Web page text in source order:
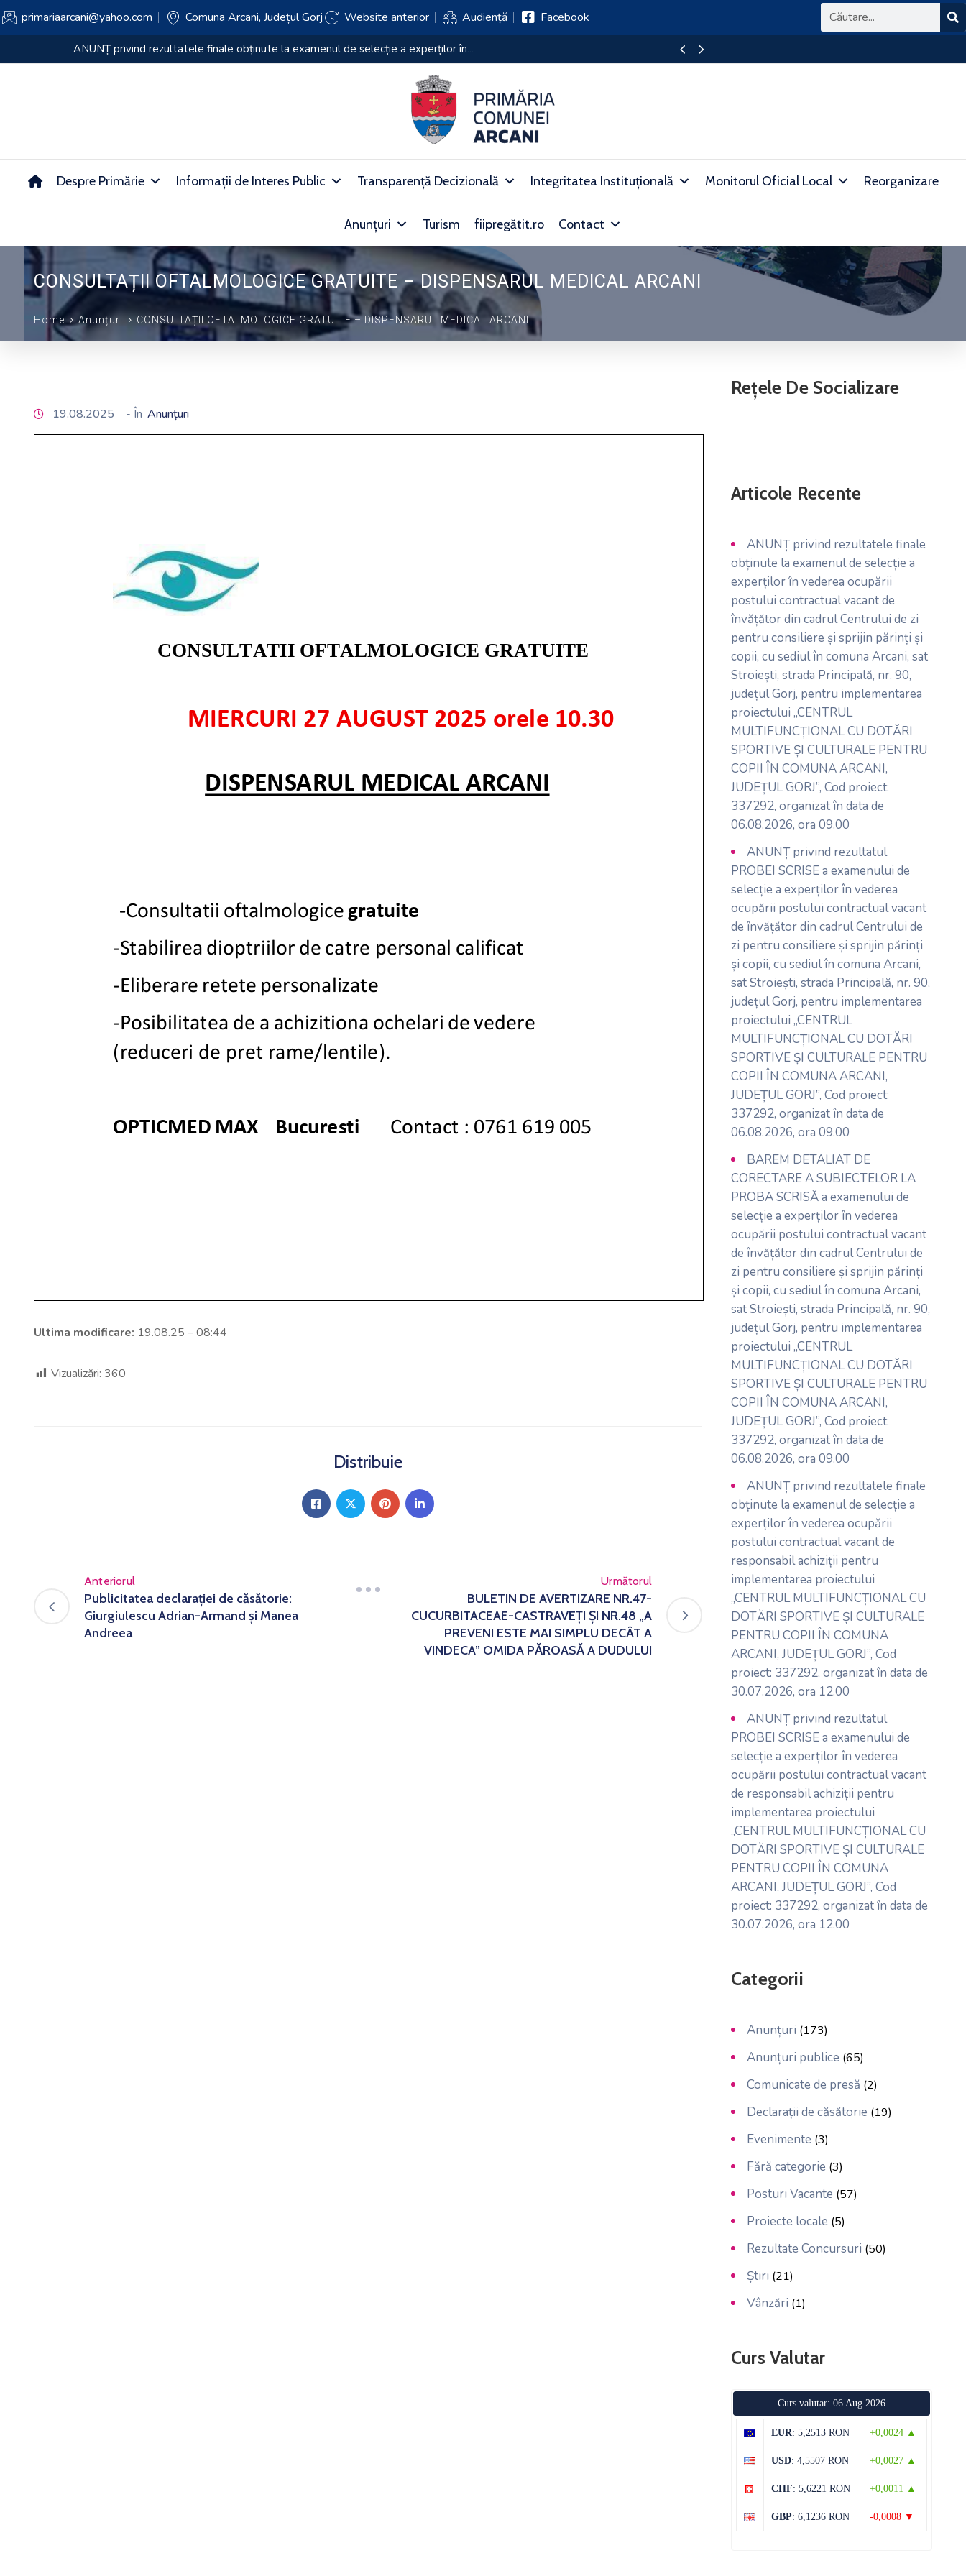
primariaarcani@yahoo.com Comuna Arcani, Județul Gorj Website anterior Audiență Facebook
ANUNȚ privind rezultatul PROBEI SCRISE a examenului de selecție a experților în...
Despre Primărie Informații de Interes Public Transparență Decizională Integritatea Instituțională Monitorul Oficial Local Reorganizare
Anunțuri Turism fiipregătit.ro Contact
CONSULTAȚII OFTALMOLOGICE GRATUITE – DISPENSARUL MEDICAL ARCANI
Home Anunțuri CONSULTAȚII OFTALMOLOGICE GRATUITE – DISPENSARUL MEDICAL ARCANI
19.08.2025 - În Anunțuri
Ultima modificare: 19.08.25 – 08:44
Vizualizări: 360
Distribuie
Anteriorul
Publicitatea declarației de căsătorie:
Giurgiulescu Adrian-Armand și Manea
Andreea
Următorul
BULETIN DE AVERTIZARE NR.47-
CUCURBITACEAE-CASTRAVEȚI ȘI NR.48 „A
PREVENI ESTE MAI SIMPLU DECÂT A
VINDECA” OMIDA PĂROASĂ A DUDULUI
Rețele De Socializare
Articole Recente
ANUNȚ privind rezultatele finale
obținute la examenul de selecție a
experților în vederea ocupării
postului contractual vacant de
învățător din cadrul Centrului de zi
pentru consiliere și sprijin părinți și
copii, cu sediul în comuna Arcani, sat
Stroiești, strada Principală, nr. 90,
județul Gorj, pentru implementarea
proiectului „CENTRUL
MULTIFUNCȚIONAL CU DOTĂRI
SPORTIVE ȘI CULTURALE PENTRU
COPII ÎN COMUNA ARCANI,
JUDEȚUL GORJ”, Cod proiect:
337292, organizat în data de
06.08.2026, ora 09.00
ANUNȚ privind rezultatul
PROBEI SCRISE a examenului de
selecție a experților în vederea
ocupării postului contractual vacant
de învățător din cadrul Centrului de
zi pentru consiliere și sprijin părinți
și copii, cu sediul în comuna Arcani,
sat Stroiești, strada Principală, nr. 90,
județul Gorj, pentru implementarea
proiectului „CENTRUL
MULTIFUNCȚIONAL CU DOTĂRI
SPORTIVE ȘI CULTURALE PENTRU
COPII ÎN COMUNA ARCANI,
JUDEȚUL GORJ”, Cod proiect:
337292, organizat în data de
06.08.2026, ora 09.00
BAREM DETALIAT DE
CORECTARE A SUBIECTELOR LA
PROBA SCRISĂ a examenului de
selecție a experților în vederea
ocupării postului contractual vacant
de învățător din cadrul Centrului de
zi pentru consiliere și sprijin părinți
și copii, cu sediul în comuna Arcani,
sat Stroiești, strada Principală, nr. 90,
județul Gorj, pentru implementarea
proiectului „CENTRUL
MULTIFUNCȚIONAL CU DOTĂRI
SPORTIVE ȘI CULTURALE PENTRU
COPII ÎN COMUNA ARCANI,
JUDEȚUL GORJ”, Cod proiect:
337292, organizat în data de
06.08.2026, ora 09.00
ANUNȚ privind rezultatele finale
obținute la examenul de selecție a
experților în vederea ocupării
postului contractual vacant de
responsabil achiziții pentru
implementarea proiectului
„CENTRUL MULTIFUNCȚIONAL CU
DOTĂRI SPORTIVE ȘI CULTURALE
PENTRU COPII ÎN COMUNA
ARCANI, JUDEȚUL GORJ”, Cod
proiect: 337292, organizat în data de
30.07.2026, ora 12.00
ANUNȚ privind rezultatul
PROBEI SCRISE a examenului de
selecție a experților în vederea
ocupării postului contractual vacant
de responsabil achiziții pentru
implementarea proiectului
„CENTRUL MULTIFUNCȚIONAL CU
DOTĂRI SPORTIVE ȘI CULTURALE
PENTRU COPII ÎN COMUNA
ARCANI, JUDEȚUL GORJ”, Cod
proiect: 337292, organizat în data de
30.07.2026, ora 12.00
Categorii
Anunțuri (173)
Anunțuri publice (65)
Comunicate de presă (2)
Declarații de căsătorie (19)
Evenimente (3)
Fără categorie (3)
Posturi Vacante (57)
Proiecte locale (5)
Rezultate Concursuri (50)
Știri (21)
Vânzări (1)
Curs Valutar
Curs valutar: 06 Aug 2026
EUR: 5,2513 RON +0,0024 ▲
USD: 4,5507 RON +0,0027 ▲
CHF: 5,6221 RON +0,0011 ▲
GBP: 6,1236 RON -0,0008 ▼